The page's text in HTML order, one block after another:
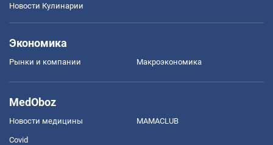
Новости Кулинарии
Экономика
Рынки и компании Mакроэкономика
MedOboz
Новости медицины MAMACLUB
Covid